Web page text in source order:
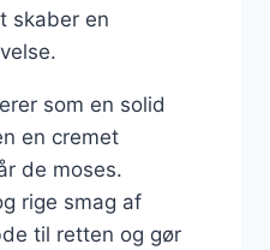
skaber en
som en solid
en cremet
de moses.
rige smag af
til retten og gør